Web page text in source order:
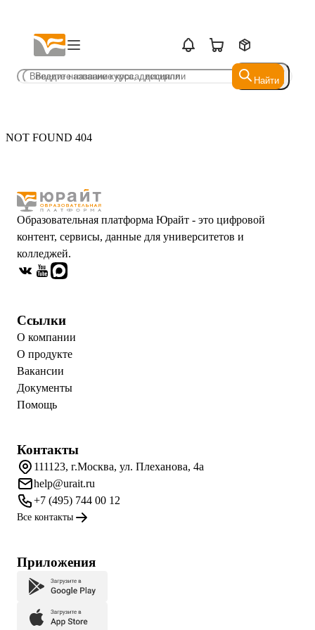
Найти
Найти
NOT FOUND 404
Образовательная платформа Юрайт - это цифровой
контент, сервисы, данные для университетов и
колледжей.
Ссылки
О компании
О продукте
Вакансии
Документы
Помощь
Контакты
111123, г.Москва, ул. Плеханова, 4а
help@urait.ru
+7 (495) 744 00 12
Все контакты
Приложения